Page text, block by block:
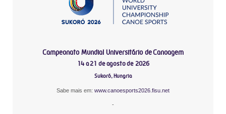
Campeonato Mundial Universitário de Canoagem
14 a 21 de agosto de 2026
Sukoró, Hungria
Sabe mais em: www.canoesports2026.fisu.net
-